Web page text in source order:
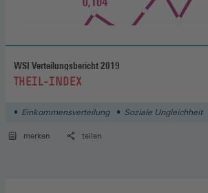
WSI Verteilungsbericht 2019
:
THEIL-INDEX
Einkommensverteilung Soziale Ungleichheit
merken teilen